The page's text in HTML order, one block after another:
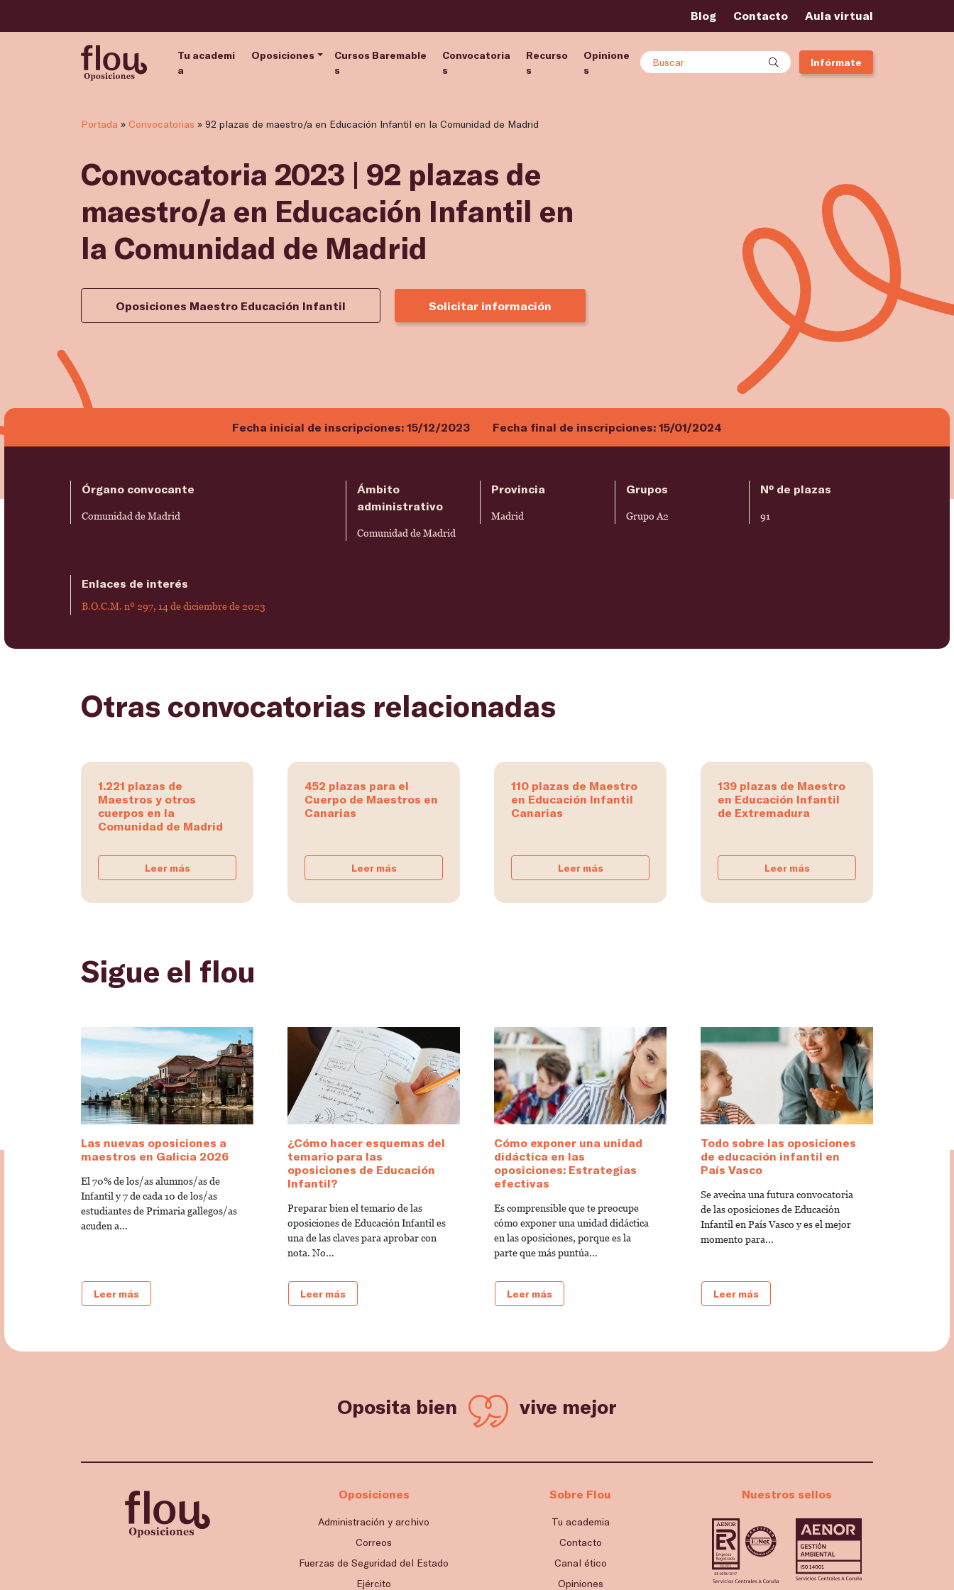
Blog Contacto Aula virtual
Tu academi
a
Oposiciones
Cursos Baremable
s
Convocatoria
s
Recurso
s
Opinione
s
Buscar Infórmate
Portada » Convocatorias » 92 plazas de maestro/a en Educación Infantil en la Comunidad de Madrid
Convocatoria 2023 | 92 plazas de
maestro/a en Educación Infantil en
la Comunidad de Madrid
Oposiciones Maestro Educación Infantil Solicitar información
Fecha inicial de inscripciones: 15/12/2023 Fecha final de inscripciones: 15/01/2024
Órgano convocante
Comunidad de Madrid
Ámbito
administrativo
Comunidad de Madrid
Provincia
Madrid
Grupos
Grupo A2
Nº de plazas
91
Enlaces de interés
B.O.C.M. nº 297, 14 de diciembre de 2023
Otras convocatorias relacionadas
1.221 plazas de
Maestros y otros
cuerpos en la
Comunidad de Madrid
Leer más
452 plazas para el
Cuerpo de Maestros en
Canarias
Leer más
110 plazas de Maestro
en Educación Infantil
Canarias
Leer más
139 plazas de Maestro
en Educación Infantil
de Extremadura
Leer más
Sigue el flou
Las nuevas oposiciones a
maestros en Galicia 2026
El 70% de los/as alumnos/as de
Infantil y 7 de cada 10 de los/as
estudiantes de Primaria gallegos/as
acuden a...
Leer más
¿Cómo hacer esquemas del
temario para las
oposiciones de Educación
Infantil?
Preparar bien el temario de las
oposiciones de Educación Infantil es
una de las claves para aprobar con
nota. No...
Leer más
Cómo exponer una unidad
didáctica en las
oposiciones: Estrategias
efectivas
Es comprensible que te preocupe
cómo exponer una unidad didáctica
en las oposiciones, porque es la
parte que más puntúa...
Leer más
Todo sobre las oposiciones
de educación infantil en
País Vasco
Se avecina una futura convocatoria
de las oposiciones de Educación
Infantil en País Vasco y es el mejor
momento para...
Leer más
Oposita bien vive mejor
Oposiciones
Administración y archivo
Correos
Fuerzas de Seguridad del Estado
Ejército
Sobre Flou
Tu academia
Contacto
Canal ético
Opiniones
Nuestros sellos